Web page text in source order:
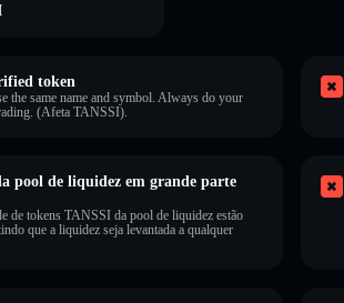
token
the same name and symbol. Always do your
(Afeta TANSSI).
pool de liquidez em grande parte
de tokens TANSSI da pool de liquidez estão
que a liquidez seja levantada a qualquer